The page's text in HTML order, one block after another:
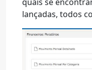
lançadas, todos